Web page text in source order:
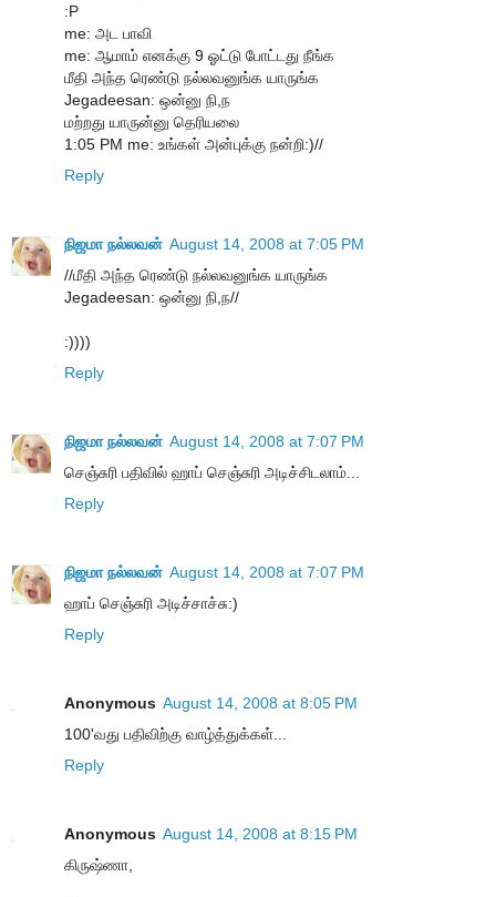
:P
me: அட பாவி
me: ஆமாம் எனக்கு 9 ஓட்டு போட்டது நீங்க
மீதி அந்த ரெண்டு நல்லவனுங்க யாருங்க
Jegadeesan: ஒன்னு நி,ந
மற்றது யாருன்னு தெரியலை
1:05 PM me: உங்கள் அன்புக்கு நன்றி:)//
Reply
நிஜமா நல்லவன் August 14, 2008 at 7:05 PM
//மீதி அந்த ரெண்டு நல்லவனுங்க யாருங்க
Jegadeesan: ஒன்னு நி,ந//
:))))
Reply
நிஜமா நல்லவன் August 14, 2008 at 7:07 PM
செஞ்சுரி பதிவில் ஹாப் செஞ்சுரி அடிச்சிடலாம்...
Reply
நிஜமா நல்லவன் August 14, 2008 at 7:07 PM
ஹாப் செஞ்சுரி அடிச்சாச்சு:)
Reply
Anonymous August 14, 2008 at 8:05 PM
100'வது பதிவிற்கு வாழ்த்துக்கள்...
Reply
Anonymous August 14, 2008 at 8:15 PM
கிருஷ்ணா,